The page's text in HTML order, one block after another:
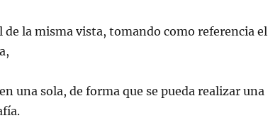
la misma vista, tomando como referencia el
una sola, de forma que se pueda realizar una